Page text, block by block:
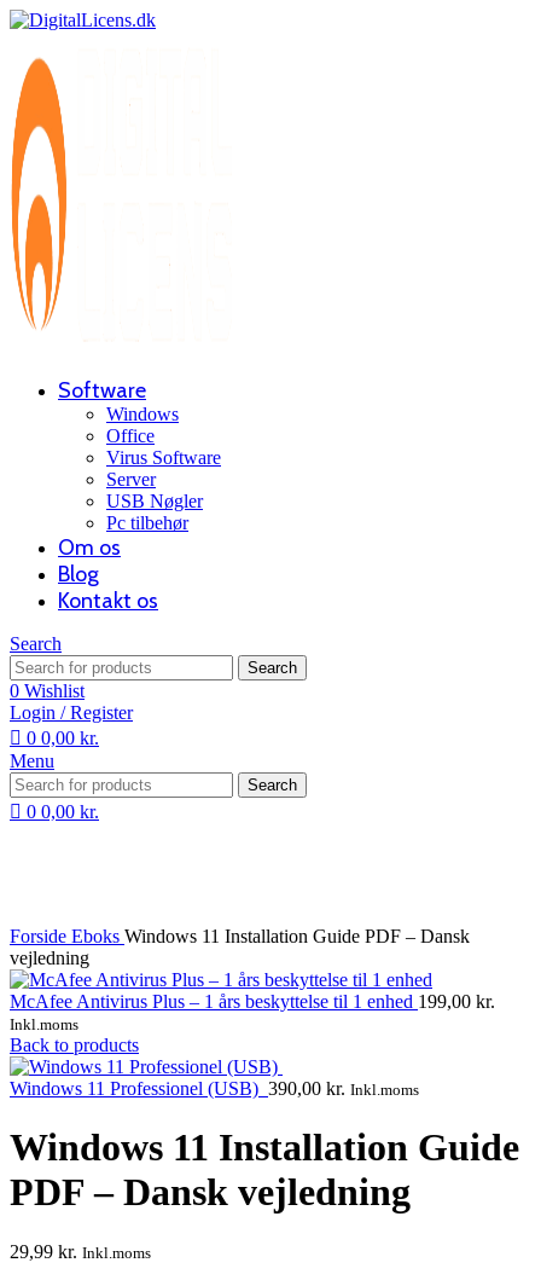
Software
Windows
Office
Virus Software
Server
USB Nøgler
Pc tilbehør
Om os
Blog
Kontakt os
Search
Search
0 Wishlist
Login / Register
0 0,00 kr.
Menu
Search
0 0,00 kr.
Forside Eboks Windows 11 Installation Guide PDF – Dansk
vejledning
McAfee Antivirus Plus – 1 års beskyttelse til 1 enhed 199,00 kr.
Inkl.moms
Back to products
Windows 11 Professionel (USB) 390,00 kr. Inkl.moms
Windows 11 Installation Guide
PDF – Dansk vejledning
29,99 kr. Inkl.moms